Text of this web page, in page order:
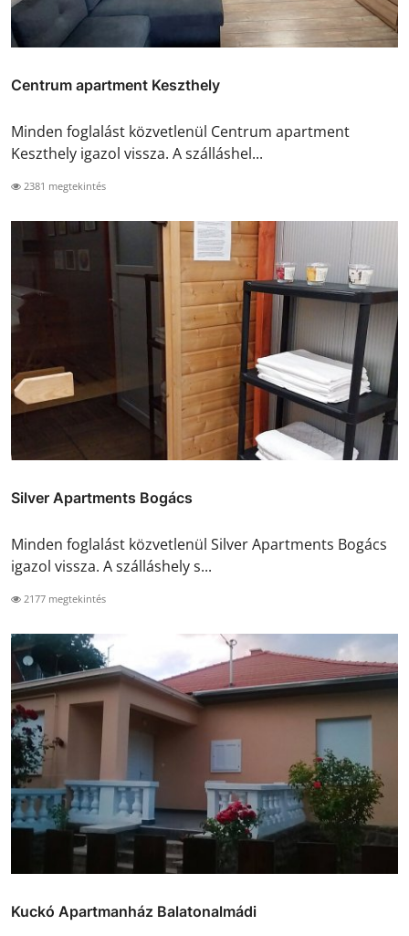
Centrum apartment Keszthely
Minden foglalást közvetlenül Centrum apartment
Keszthely igazol vissza. A szálláshel...
2381 megtekintés
Silver Apartments Bogács
Minden foglalást közvetlenül Silver Apartments Bogács
igazol vissza. A szálláshely s...
2177 megtekintés
Kuckó Apartmanház Balatonalmádi